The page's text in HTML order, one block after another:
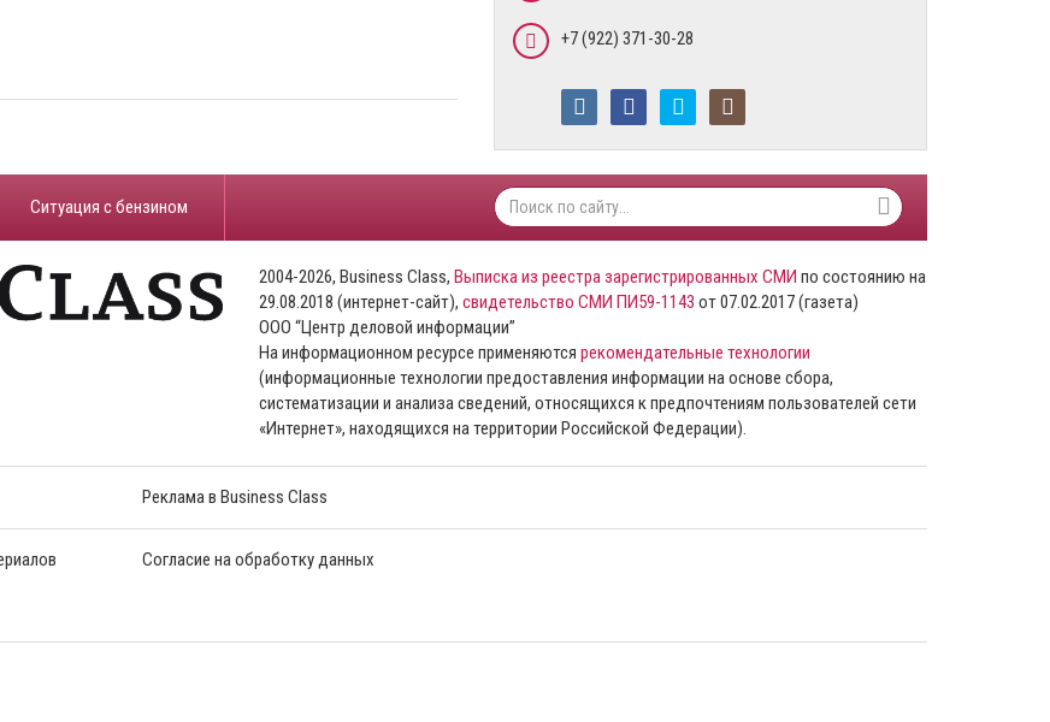
+7 (922) 371-30-28
​Ситуация с бензином
2004-2026, Business Class, Выписка из реестра зарегистрированных СМИ по состоянию на
29.08.2018 (интернет-сайт), свидетельство СМИ ПИ59-1143 от 07.02.2017 (газета)
ООО “Центр деловой информации”
На информационном ресурсе применяются рекомендательные технологии
(информационные технологии предоставления информации на основе сбора,
систематизации и анализа сведений, относящихся к предпочтениям пользователей сети
«Интернет», находящихся на территории Российской Федерации).
Реклама в Business Class
Согласие на обработку данных